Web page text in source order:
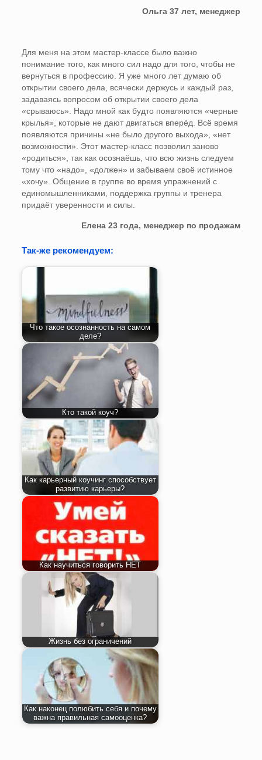
Ольга 37 лет, менеджер
Для меня на этом мастер-классе было важно
понимание того, как много сил надо для того, чтобы не
вернуться в профессию. Я уже много лет думаю об
открытии своего дела, всячески держусь и каждый раз,
задаваясь вопросом об открытии своего дела
«срываюсь». Надо мной как будто появляются «черные
крылья», которые не дают двигаться вперёд. Всё время
появляются причины «не было другого выхода», «нет
возможности». Этот мастер-класс позволил заново
«родиться», так как осознаёшь, что всю жизнь следуем
тому что «надо», «должен» и забываем своё истинное
«хочу». Общение в группе во время упражнений с
единомышленниками, поддержка группы и тренера
придаёт уверенности и силы.
Елена 23 года, менеджер по продажам
Так-же рекомендуем:
Что такое осознанность на самом
деле?
Кто такой коуч?
Как карьерный коучинг способствует
развитию карьеры?
Как научиться говорить НЕТ
Жизнь без ограничений
Как наконец полюбить себя и почему
важна правильная самооценка?